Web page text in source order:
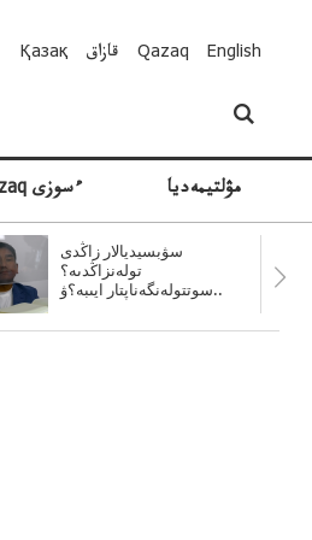
Қазақ قازاق Qazaq English
Qazaq ءسوزى مۋلتيمەديا
سۋبسيديالار زاڭدى
تولەنزاڭدىە؟
سوتتولەنگەناپتار ايىبە؟ۋ..